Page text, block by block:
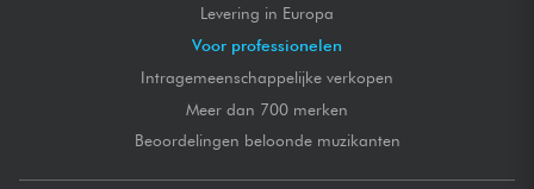
Levering in Europa
Voor professionelen
Intragemeenschappelijke verkopen
Meer dan 700 merken
Beoordelingen beloonde muzikanten